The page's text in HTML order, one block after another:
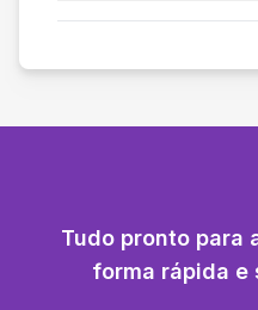
Tudo pronto para
forma rápida e